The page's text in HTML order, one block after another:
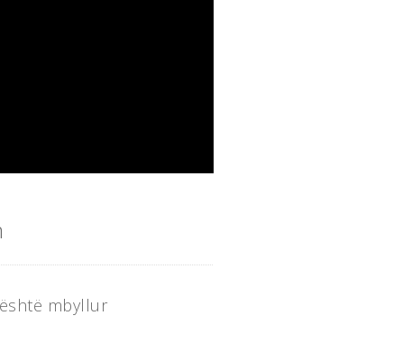
mbyllur